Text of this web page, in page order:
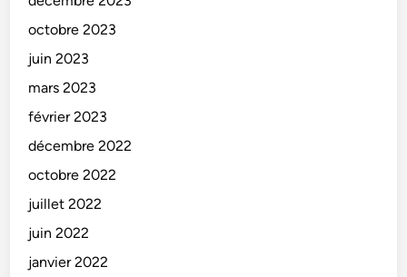
octobre 2023
juin 2023
mars 2023
février 2023
décembre 2022
octobre 2022
juillet 2022
juin 2022
janvier 2022